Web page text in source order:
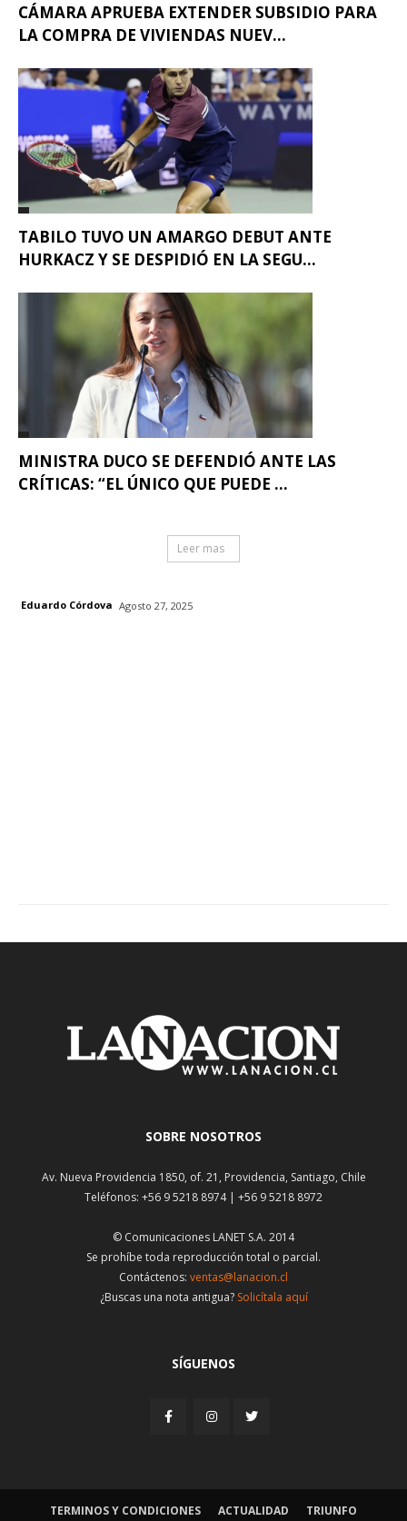
CÁMARA APRUEBA EXTENDER SUBSIDIO PARA
LA COMPRA DE VIVIENDAS NUEV...
TABILO TUVO UN AMARGO DEBUT ANTE
HURKACZ Y SE DESPIDIÓ EN LA SEGU...
MINISTRA DUCO SE DEFENDIÓ ANTE LAS
CRÍTICAS: “EL ÚNICO QUE PUEDE ...
Leer mas
Eduardo Córdova Agosto 27, 2025
SOBRE NOSOTROS
Av. Nueva Providencia 1850, of. 21, Providencia, Santiago, Chile
Teléfonos: +56 9 5218 8974 | +56 9 5218 8972
© Comunicaciones LANET S.A. 2014
Se prohíbe toda reproducción total o parcial.
Contáctenos: ventas@lanacion.cl
¿Buscas una nota antigua? Solicítala aquí
SÍGUENOS
TERMINOS Y CONDICIONES ACTUALIDAD TRIUNFO